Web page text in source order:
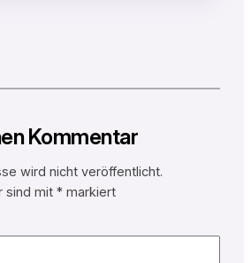
Kommentar
wird nicht veröffentlicht.
sind mit *markiert